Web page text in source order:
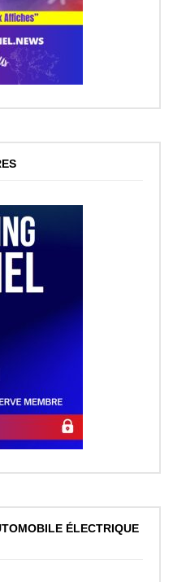
ÉLECTRIQUE